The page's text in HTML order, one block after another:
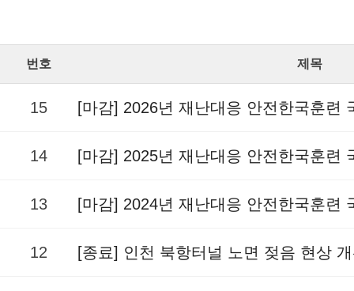
번호 제목
15 [마감] 2026년 재난대응 안전한국훈련
14 [마감] 2025년 재난대응 안전한국훈련
13 [마감] 2024년 재난대응 안전한국훈련
12 [종료] 인천 북항터널 노면 젖음 현상